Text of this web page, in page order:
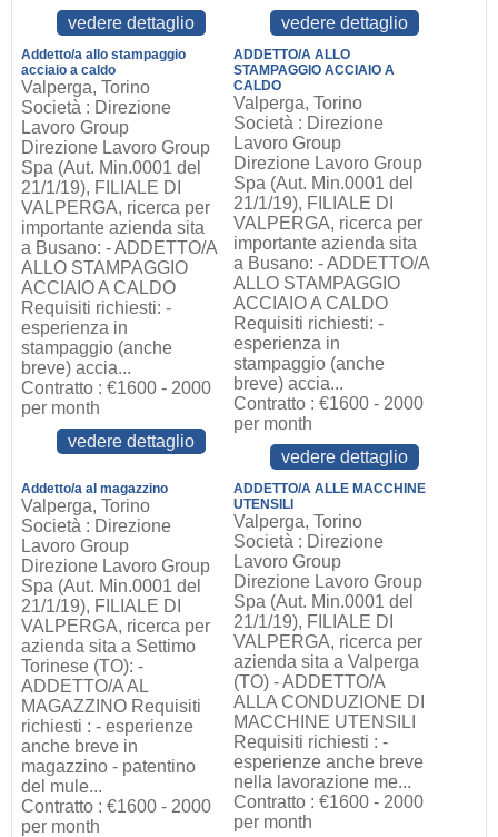
vedere dettaglio
vedere dettaglio
Addetto/a allo stampaggio
acciaio a caldo
Valperga, Torino
Società : Direzione
Lavoro Group
Direzione Lavoro Group
Spa (Aut. Min.0001 del
21/1/19), FILIALE DI
VALPERGA, ricerca per
importante azienda sita
a Busano: - ADDETTO/A
ALLO STAMPAGGIO
ACCIAIO A CALDO
Requisiti richiesti: -
esperienza in
stampaggio (anche
breve) accia...
Contratto : €1600 - 2000
per month
vedere dettaglio
ADDETTO/A ALLO
STAMPAGGIO ACCIAIO A
CALDO
Valperga, Torino
Società : Direzione
Lavoro Group
Direzione Lavoro Group
Spa (Aut. Min.0001 del
21/1/19), FILIALE DI
VALPERGA, ricerca per
importante azienda sita
a Busano: - ADDETTO/A
ALLO STAMPAGGIO
ACCIAIO A CALDO
Requisiti richiesti: -
esperienza in
stampaggio (anche
breve) accia...
Contratto : €1600 - 2000
per month
vedere dettaglio
Addetto/a al magazzino
Valperga, Torino
Società : Direzione
Lavoro Group
Direzione Lavoro Group
Spa (Aut. Min.0001 del
21/1/19), FILIALE DI
VALPERGA, ricerca per
azienda sita a Settimo
Torinese (TO): -
ADDETTO/A AL
MAGAZZINO Requisiti
richiesti : - esperienze
anche breve in
magazzino - patentino
del mule...
Contratto : €1600 - 2000
per month
ADDETTO/A ALLE MACCHINE
UTENSILI
Valperga, Torino
Società : Direzione
Lavoro Group
Direzione Lavoro Group
Spa (Aut. Min.0001 del
21/1/19), FILIALE DI
VALPERGA, ricerca per
azienda sita a Valperga
(TO) - ADDETTO/A
ALLA CONDUZIONE DI
MACCHINE UTENSILI
Requisiti richiesti : -
esperienze anche breve
nella lavorazione me...
Contratto : €1600 - 2000
per month